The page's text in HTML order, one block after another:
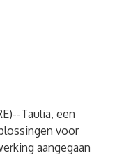
)--Taulia, een
voor
aangegaan